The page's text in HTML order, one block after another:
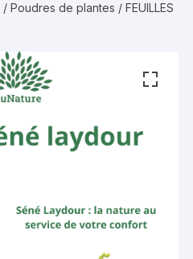
/Poudres de plantes / FEUILLES